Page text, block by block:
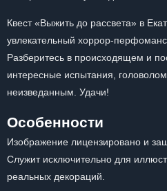
Квест «Выжить до рассвета» в
увлекательный хоррор-
Разберитесь в происходящем и
интересные испытания,
неизведанным. Удачи!
Особенности
Изображение лицензировано и
Служит исключительно для
реальных декораций.